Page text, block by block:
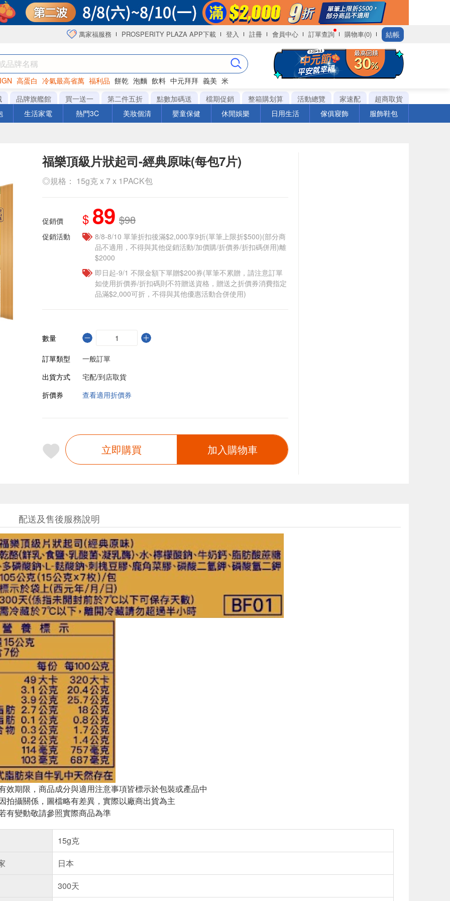
萬家福服務 PROSPERITY PLAZA APP下載 登入 註冊 會員中心 訂單查詢 購物車(0) 結帳
高蛋白 冷氣最高省萬 福利品 餅乾 泡麵 飲料 中元拜拜 義美 米
洋芋片
品牌旗艦館 買一送一 第二件五折 點數加碼送 檔期促銷 整箱購划算 活動總覽 家速配
超商取貨
生活家電 熱門3C 美妝個清 嬰童保健 休閒娛樂 日用生活 傢俱寢飾 服飾鞋包
福樂頂級片狀起司-經典原味(每包7片)
◎規格： 15g克 x 7 x 1PACK包
促銷價 $ 89 $98
促銷活動
8/8-8/10 單筆折扣後滿$2,000享9折(單筆上限折$500)(部分商
品不適用，不得與其他促銷活動/加價購/折價券/折扣碼併用)離
$2000
即日起-9/1 不限金額下單贈$200券(單筆不累贈，請注意訂單
如使用折價券/折扣碼則不符贈送資格，贈送之折價券消費指定
品滿$2,000可折，不得與其他優惠活動合併使用)
數量
訂單類型
一般訂單
出貨方式
宅配/到店取貨
折價券
查看適用折價券
立即購買 加入購物車
配送及售後服務說明
效期限，商品成分與適用注意事項皆標示於包裝或產品中
拍攝關係，圖檔略有差異，實際以廠商出貨為主
有變動敬請參照實際商品為準
15g克
日本
300天